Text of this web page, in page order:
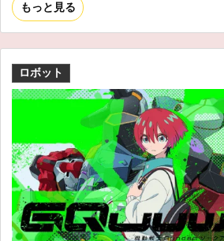
もっと見る
ロボット